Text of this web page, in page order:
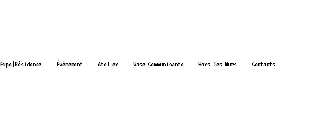
Expo|Résidence Événement Atelier Vase Communicante Hors les Murs Contacts